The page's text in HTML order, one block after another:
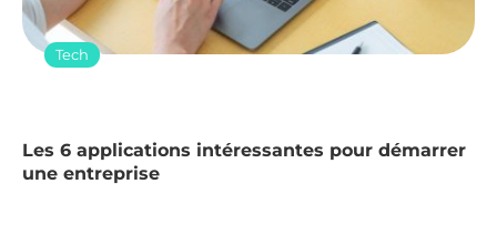
Tech
Les 6 applications intéressantes pour démarrer
une entreprise